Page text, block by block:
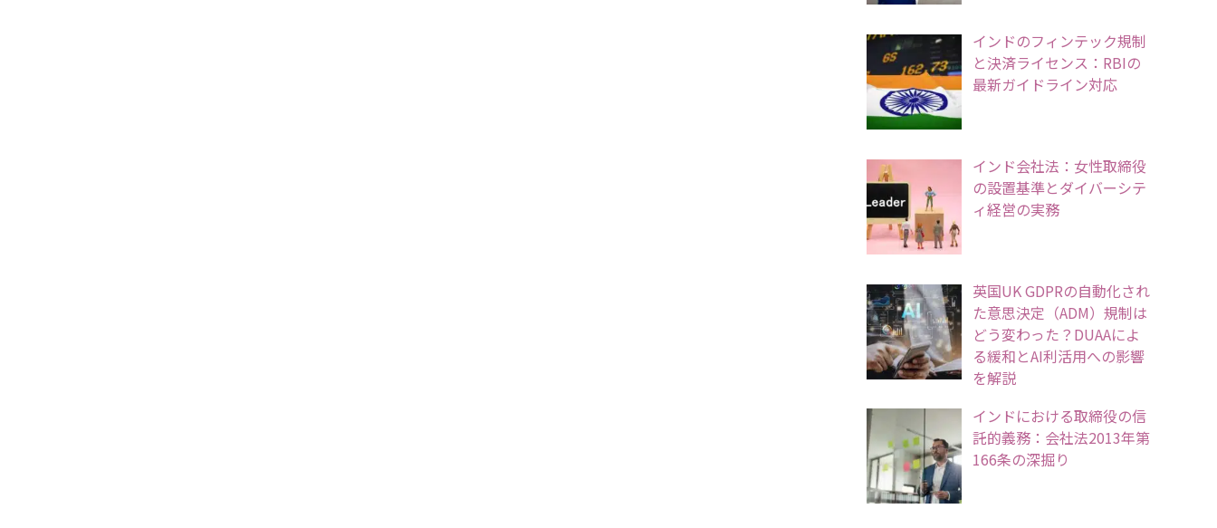
インドのフィンテック規制
と決済ライセンス：RBIの
最新ガイドライン対応
インド会社法：女性取締役
の設置基準とダイバーシテ
ィ経営の実務
英国UK GDPRの自動化され
た意思決定（ADM）規制は
どう変わった？DUAAによ
る緩和とAI利活用への影響
を解説
インドにおける取締役の信
託的義務：会社法2013年第
166条の深掘り